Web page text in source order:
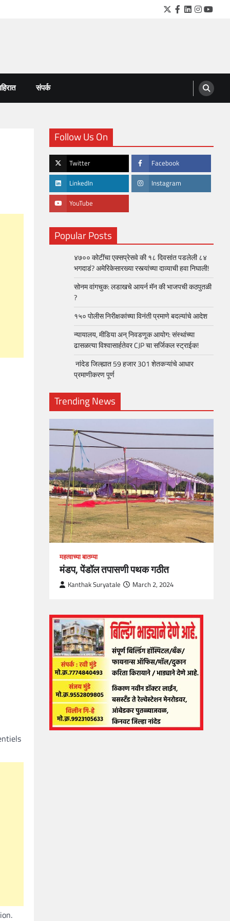
Twitter
Facebook
LinkedIn
संपर्क
Follow Us On
Twitter Facebook
LinkedIn Instagram
YouTube
Popular Posts
४७०० कोटींचा एक्सप्रेसवे की १८ दिवसांत पडलेली ८४
भगदाडं? अमेरिकेसारख्या रस्त्यांच्या दाव्याची हवा निघाली!
सोनम वांगचुक: लडाखचे आयर्न मॅन की भाजपची कठपुतळी
?
१५० पोलीस निरीक्षकांच्या विनंती प्रमाणे बदल्यांचे आदेश
न्यायालय, मीडिया अन् निवडणूक आयोग: संस्थांच्या
ढासळत्या विश्वासार्हतेवर CJP चा सर्जिकल स्ट्राईक!
नांदेड जिल्ह्यात 59 हजार 301 शेतकऱ्यांचे आधार
प्रमाणीकरण पूर्ण
Trending News
महत्वाच्या बातम्या
मंडप, पेंडॉल तपासणी पथक गठीत
Kanthak Suryatale March 2, 2024